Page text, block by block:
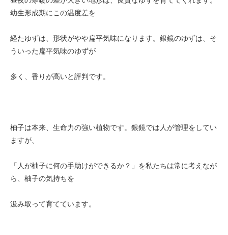
幼生形成期にこの温度差を
経たゆずは、形状がやや扁平気味になります。銀鏡のゆずは、そ
ういった扁平気味のゆずが
多く、香りが高いと評判です。
柚子は本来、生命力の強い植物です。銀鏡では人が管理をしてい
ますが、
「人が柚子に何の手助けができるか？」を私たちは常に考えなが
ら、柚子の気持ちを
汲み取って育てています。